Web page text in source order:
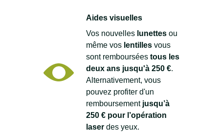
Aides visuelles
Vos nouvelles lunettes ou
même vos lentilles vous
sont remboursées tous les
deux ans jusqu'à 250 €.
Alternativement, vous
pouvez profiter d'un
remboursement jusqu’à
250 € pour l’opération
laser des yeux.